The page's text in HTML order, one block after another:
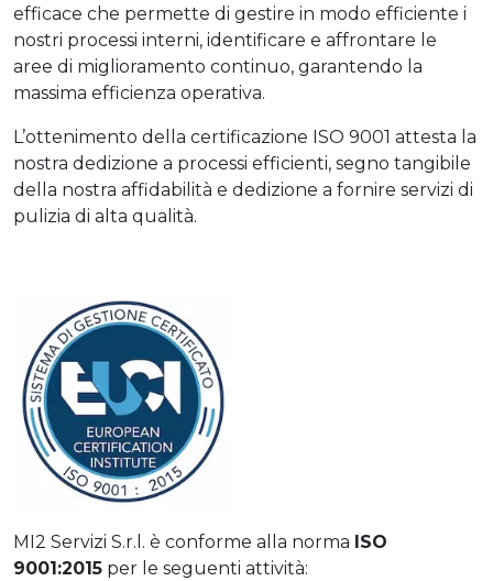
efficace che permette di gestire in modo efficiente i
nostri processi interni, identificare e affrontare le
aree di miglioramento continuo, garantendo la
massima efficienza operativa.
L’ottenimento della certificazione ISO 9001 attesta la
nostra dedizione a processi efficienti, segno tangibile
della nostra affidabilità e dedizione a fornire servizi di
pulizia di alta qualità.
MI2 Servizi S.r.l. è conforme alla norma ISO
9001:2015 per le seguenti attività: